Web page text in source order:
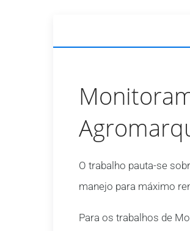
O trabalho pauta-se
manejo para máximo
Para os trabalhos de